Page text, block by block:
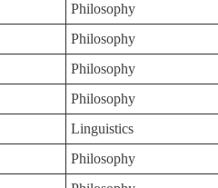
Philosophy
Philosophy
Philosophy
Philosophy
Linguistics
Philosophy